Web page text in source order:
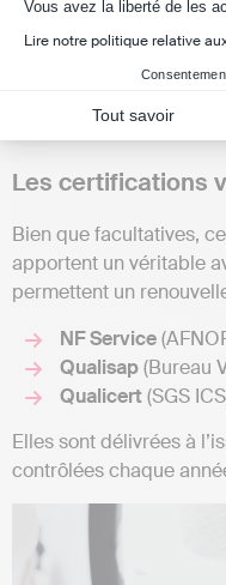
Vous avez la liberté de les
Lire notre politique relative
Tout savoir
comme accordé.
3
Les certifications
Bien que facultatives,
apportent un véritable
permettent un
NF Service
Qualisap(Bureau
Qualicert(SGS
Elles sont délivrées à
contrôlées chaque